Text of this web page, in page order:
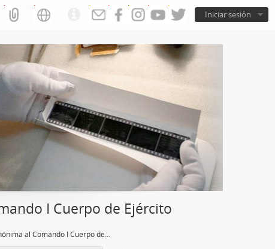
Iniciar sesión
I Cuerpo de Ejército
Carta anónima al Comando I Cuerpo de Ejército